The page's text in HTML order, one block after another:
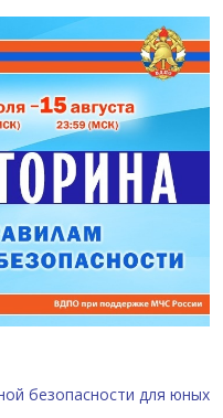
безопасности для юных